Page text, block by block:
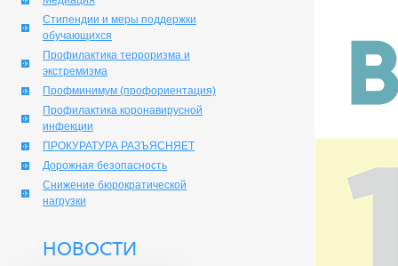
Стипендии и меры поддержки
обучающихся
Профилактика терроризма и
экстремизма
Профминимум (профориентация)
Профилактика коронавирусной
инфекции
ПРОКУРАТУРА РАЗЪЯСНЯЕТ
Дорожная безопасность
Снижение бюрократической
нагрузки
НОВОСТИ